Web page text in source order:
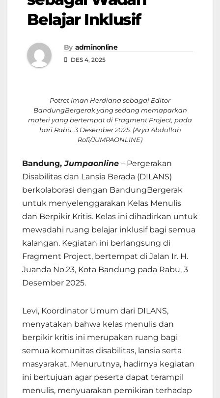
Belajar Inklusif
By adminonline
DES 4, 2025
Potret Iman Herdiana sebagai Editor
BandungBergerak yang sedang memaparkan
materi yang bertempat di Fragment Project, pada
hari Rabu, 3 Desember 2025. (Arya Abdullah
Rofi/JUMPAONLINE)
Bandung,Jumpaonline – Pergerakan
Disabilitas dan Lansia Berada (DILANS)
berkolaborasi dengan BandungBergerak
untuk menyelenggarakan Kelas Menulis
dan Berpikir Kritis. Kelas ini dihadirkan untuk
mewadahi ruang belajar inklusif bagi semua
kalangan. Kegiatan ini berlangsung di
Fragment Project, bertempat di Jalan Ir. H.
Juanda No.23, Kota Bandung pada Rabu, 3
Desember 2025.
Levi, Koordinator Umum dari DILANS,
menyatakan bahwa kelas menulis dan
berpikir kritis ini merupakan ruang bagi
semua komunitas disabilitas, lansia serta
masyarakat. Menurutnya, hadirnya kegiatan
ini bertujuan agar peserta dapat terampil
menulis, menyuarakan pemikiran terhadap